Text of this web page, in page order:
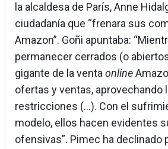
la alcaldesa de París, Anne
ciudadanía que “frenara sus
Amazon”. Goñi apuntaba:
permanecer cerrados (o
gigante de la ventaonline
ofertas y ventas, aprovechando
restricciones (…). Con el
modelo, ellos hacen evidentes
ofensivas”. Pimec ha declinado